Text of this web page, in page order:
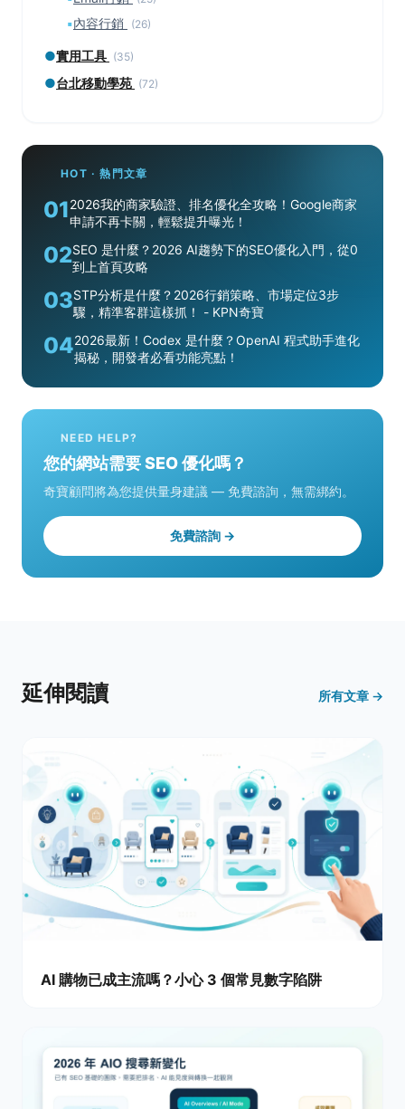
▪內容行銷 (26)
●實用工具 (35)
●台北移動學苑 (72)
HOT · 熱門文章
012026我的商家驗證、排名優化全攻略！Google商家
申請不再卡關，輕鬆提升曝光！
02SEO 是什麼？2026 AI趨勢下的SEO優化入門，從0
到上首頁攻略
03STP分析是什麼？2026行銷策略、市場定位3步
驟，精準客群這樣抓！ - KPN奇寶
042026最新！Codex 是什麼？OpenAI 程式助手進化
揭秘，開發者必看功能亮點！
NEED HELP?
您的網站需要 SEO 優化嗎？
奇寶顧問將為您提供量身建議 — 免費諮詢，無需綁約。
免費諮詢 →
延伸閱讀 所有文章 →
AI 購物已成主流嗎？小心 3 個常見數字陷阱